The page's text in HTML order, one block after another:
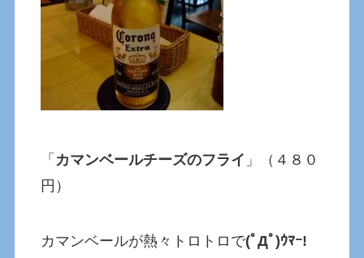
「 カマンベールチーズのフライ 」（４８０
円）
カマンベールが熱々トロトロで(ﾟДﾟ)ｳﾏｰ!